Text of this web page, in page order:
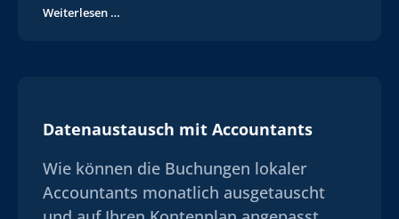
Weiterlesen …
Datenaustausch mit Accountants
Wie können die Buchungen lokaler
Accountants monatlich ausgetauscht